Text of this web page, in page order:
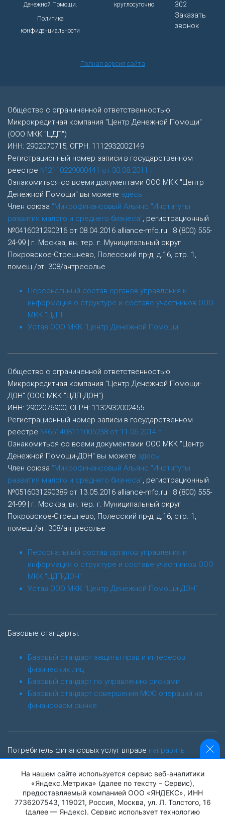
Денежной Помощи.
Политика
конфиденциальности
круглосуточно
302
Заказать
звонок
Полная версия сайта
Общество с ограниченной ответственностью
Микрокредитная компания "Центр Денежной Помощи"
(ООО МКК "ЦДП")
ИНН: 2902070715, ОГРН: 1112932002149
Регистрационный номер записи в государственном
реестре №2110229000441 от 30.08.2011 г.
Ознакомиться со всеми документами ООО МКК "Центр
Денежной Помощи" вы можете здесь
Член союза "Микрофинансовый Альянс "Институты
развития малого и среднего бизнеса", регистрационный
№0416031290316 от 08.04.2016 alliance-mfo.ru | 8 (800) 555-
24-99 | г. Москва, вн. тер. г. Муниципальный округ
Покровское-Стрешнево, Полесский пр-д, д.16, стр. 1,
помещ./эт. 308/антресолье
Персональный состав органов управления и
информация о структуре и составе участников ООО
МКК "ЦДП"
Устав ООО МКК "Центр Денежной Помощи"
Общество с ограниченной ответственностью
Микрокредитная компания "Центр Денежной Помощи-
ДОН" (ООО МКК "ЦДП-ДОН")
ИНН: 2902076900, ОГРН: 1132932002455
Регистрационный номер записи в государственном
реестре №651403111005238 от 11.06.2014 г.
Ознакомиться со всеми документами ООО МКК "Центр
Денежной Помощи-ДОН" вы можете здесь
Член союза "Микрофинансовый Альянс "Институты
развития малого и среднего бизнеса", регистрационный
№0516031290389 от 13.05.2016 alliance-mfo.ru | 8 (800) 555-
24-99 | г. Москва, вн. тер. г. Муниципальный округ
Покровское-Стрешнево, Полесский пр-д, д.16, стр. 1,
помещ./эт. 308/антресолье
Персональный состав органов управления и
информация о структуре и составе участников ООО
МКК "ЦДП-ДОН"
Устав ООО МКК "Центр Денежной Помощи-ДОН"
Базовые стандарты:
Базовый стандарт защиты прав и интересов
физических лиц
Базовый стандарт по управлению рисками
Базовый стандарт совершения МФО операций на
финансовом рынке
Потребитель финансовых услуг вправе направить
finombudsman.ru
Адрес: 119017, г. Москва, Старомонетный пер., дом 3
На нашем сайте используется сервис веб-аналитики
«Яндекс.Метрика» (далее по тексту – Сервис),
предоставляемый компанией ООО «ЯНДЕКС», ИНН
7736207543, 119021, Россия, Москва, ул. Л. Толстого, 16
(далее — Яндекс). Сервис использует технологию